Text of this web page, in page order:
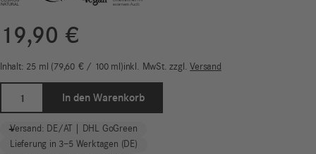
19,90 €
Inhalt: 25 ml 79,60 €/ 100 ml inkl. MwSt. zzgl.Versand
Glow
-
+
In den Warenkorb
Versand: DE/AT | DHL GoGreen
Lieferung in 3–5 Werktagen (DE)